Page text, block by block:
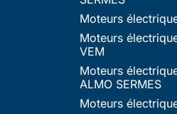
Moteurs
Moteurs
VEM
Moteurs
ALMO SERMES
Moteurs